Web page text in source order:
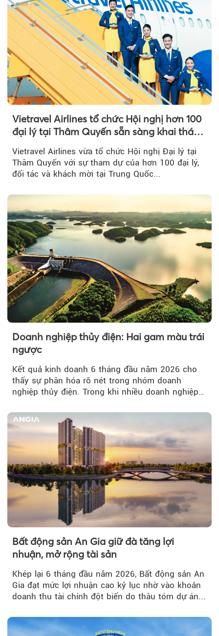
Vietravel Airlines tổ chức Hội nghị hơn 100
đại lý tại Thâm Quyến sẵn sàng khai thác
đường bay thẳng TP.HCM - Thâm Quyến
Vietravel Airlines vừa tổ chức Hội nghị Đại lý tại
Thâm Quyến với sự tham dự của hơn 100 đại lý,
đối tác và khách mời tại Trung Quốc...
Doanh nghiệp thủy điện: Hai gam màu trái
ngược
Kết quả kinh doanh 6 tháng đầu năm 2026 cho
thấy sự phân hóa rõ nét trong nhóm doanh
nghiệp thủy điện. Trong khi nhiều doanh nghiệp
Bất động sản An Gia giữ đà tăng lợi
nhuận, mở rộng tài sản
Khép lại 6 tháng đầu năm 2026, Bất động sản An
Gia đạt mức lợi nhuận cao kỷ lục nhờ vào khoản
doanh thu tài chính đột biến do thâu tóm dự án...